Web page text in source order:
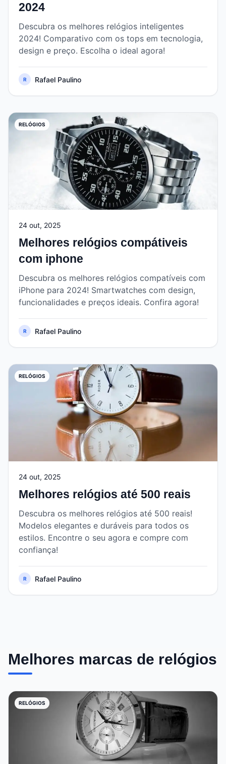
2024
Descubra os melhores relógios inteligentes
2024! Comparativo com os tops em tecnologia,
design e preço. Escolha o ideal agora!
R Rafael Paulino
RELÓGIOS
24 out, 2025
Melhores relógios compátiveis
com iphone
Descubra os melhores relógios compatíveis com
iPhone para 2024! Smartwatches com design,
funcionalidades e preços ideais. Confira agora!
R Rafael Paulino
RELÓGIOS
24 out, 2025
Melhores relógios até 500 reais
Descubra os melhores relógios até 500 reais!
Modelos elegantes e duráveis para todos os
estilos. Encontre o seu agora e compre com
confiança!
R Rafael Paulino
Melhores marcas de relógios
RELÓGIOS